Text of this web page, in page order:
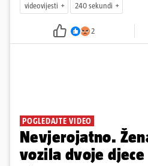
videovijesti 240 sekundi
2
POGLEDAJTE VIDEO
Nevjerojatno.
vozila dvoje